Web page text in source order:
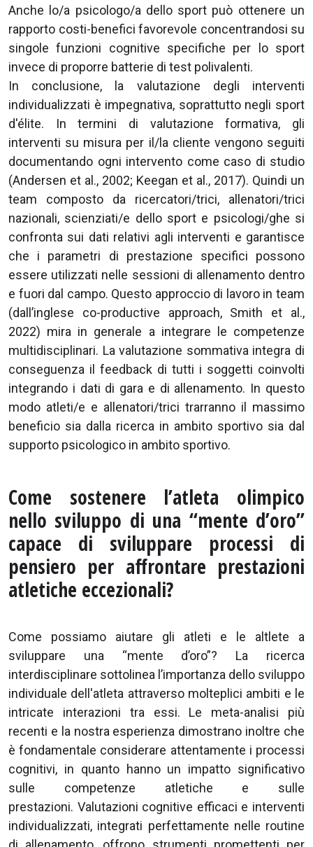
Anche lo/a psicologo/a dello sport può ottenere un
rapporto costi-benefici favorevole concentrandosi su
singole funzioni cognitive specifiche per lo sport
invece di proporre batterie di test polivalenti.
In conclusione, la valutazione degli interventi
individualizzati è impegnativa, soprattutto negli sport
d'élite. In termini di valutazione formativa, gli
interventi su misura per il/la cliente vengono seguiti
documentando ogni intervento come caso di studio
(Andersen et al., 2002; Keegan et al., 2017). Quindi un
team composto da ricercatori/trici, allenatori/trici
nazionali, scienziati/e dello sport e psicologi/ghe si
confronta sui dati relativi agli interventi e garantisce
che i parametri di prestazione specifici possono
essere utilizzati nelle sessioni di allenamento dentro
e fuori dal campo. Questo approccio di lavoro in team
(dall’inglese co-productive approach, Smith et al.,
2022) mira in generale a integrare le competenze
multidisciplinari. La valutazione sommativa integra di
conseguenza il feedback di tutti i soggetti coinvolti
integrando i dati di gara e di allenamento. In questo
modo atleti/e e allenatori/trici trarranno il massimo
beneficio sia dalla ricerca in ambito sportivo sia dal
supporto psicologico in ambito sportivo.
Come sostenere l’atleta olimpico
nello sviluppo di una “mente d’oro”
capace di sviluppare processi di
pensiero per affrontare prestazioni
atletiche eccezionali?
Come possiamo aiutare gli atleti e le altlete a
sviluppare una “mente d’oro”? La ricerca
interdisciplinare sottolinea l’importanza dello sviluppo
individuale dell'atleta attraverso molteplici ambiti e le
intricate interazioni tra essi. Le meta-analisi più
recenti e la nostra esperienza dimostrano inoltre che
è fondamentale considerare attentamente i processi
cognitivi, in quanto hanno un impatto significativo
sulle competenze atletiche e sulle
prestazioni. Valutazioni cognitive efficaci e interventi
individualizzati, integrati perfettamente nelle routine